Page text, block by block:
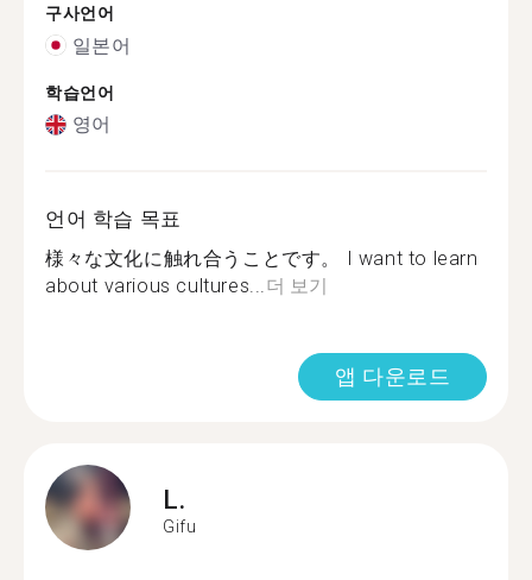
구사언어
일본어
학습언어
영어
언어 학습 목표
様々な文化に触れ合うことです。 I want to learn
about various cultures...더 보기
앱 다운로드
L.
Gifu